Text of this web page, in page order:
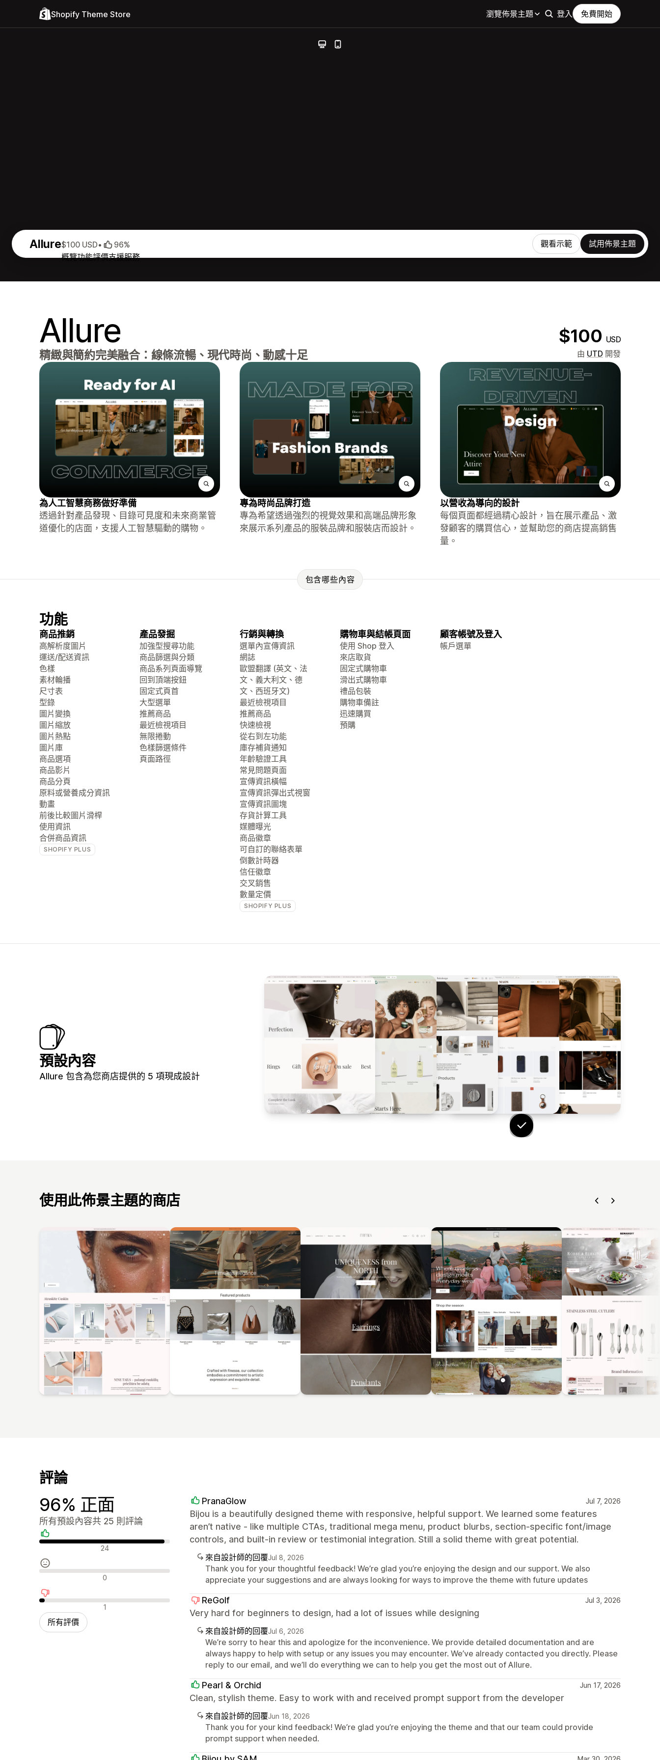
Shopify Theme Store 瀏覽佈景主題 登入 免費開始
Allure
概覽功能評價支援服務
$100 USD• 96% 觀看示範 試用佈景主題
Allure $100 USD
精緻與簡約完美融合：線條流暢、現代時尚、動感十足 由 UTD 開發
為人工智慧商務做好準備
透過針對產品發現、目錄可見度和未來商業管
道優化的店面，支援人工智慧驅動的購物。
專為時尚品牌打造
專為希望透過強烈的視覺效果和高端品牌形象
來展示系列產品的服裝品牌和服裝店而設計。
以營收為導向的設計
每個頁面都經過精心設計，旨在展示產品、激
發顧客的購買信心，並幫助您的商店提高銷售
量。
包含哪些內容
功能
商品推銷
高解析度圖片
運送/配送資訊
色樣
素材輪播
尺寸表
型錄
圖片變換
圖片縮放
圖片熱點
圖片庫
商品選項
商品影片
商品分頁
原料或營養成分資訊
動畫
前後比較圖片滑桿
使用資訊
合併商品資訊
SHOPIFY PLUS
產品發掘
加強型搜尋功能
商品篩選與分類
商品系列頁面導覽
回到頂端按鈕
固定式頁首
大型選單
推薦商品
最近檢視項目
無限捲動
色樣篩選條件
頁面路徑
行銷與轉換
選單內宣傳資訊
網誌
歐盟翻譯 (英文、法
文、義大利文、德
文、西班牙文)
最近檢視項目
推薦商品
快速檢視
從右到左功能
庫存補貨通知
年齡驗證工具
常見問題頁面
宣傳資訊橫幅
宣傳資訊彈出式視窗
宣傳資訊圖塊
存貨計算工具
媒體曝光
商品徽章
可自訂的聯絡表單
倒數計時器
信任徽章
交叉銷售
數量定價
SHOPIFY PLUS
購物車與結帳頁面
使用 Shop 登入
來店取貨
固定式購物車
滑出式購物車
禮品包裝
購物車備註
迅速購買
預購
顧客帳號及登入
帳戶選單
預設內容
Allure 包含為您商店提供的 5 項現成設計
使用此佈景主題的商店
評論
96% 正面
所有預設內容共 25 則評論
正面評論 24
中立評論 0
負面評論 1
所有評價
PranaGlow Jul 7, 2026
Bijou is a beautifully designed theme with responsive, helpful support. We learned some features
aren’t native - like multiple CTAs, traditional mega menu, product blurbs, section‑specific font/image
controls, and built‑in review or testimonial integration. Still a solid theme with great potential.
來自設計師的回覆Jul 8, 2026
Thank you for your thoughtful feedback! We’re glad you’re enjoying the design and our support. We also
appreciate your suggestions and are always looking for ways to improve the theme with future updates
ReGolf Jul 3, 2026
Very hard for beginners to design, had a lot of issues while designing
來自設計師的回覆Jul 6, 2026
We’re sorry to hear this and apologize for the inconvenience. We provide detailed documentation and are
always happy to help with setup or any issues you may encounter. We’ve already contacted you directly. Please
reply to our email, and we’ll do everything we can to help you get the most out of Allure.
Pearl & Orchid Jun 17, 2026
Clean, stylish theme. Easy to work with and received prompt support from the developer
來自設計師的回覆Jun 18, 2026
Thank you for your kind feedback! We’re glad you’re enjoying the theme and that our team could provide
prompt support when needed.